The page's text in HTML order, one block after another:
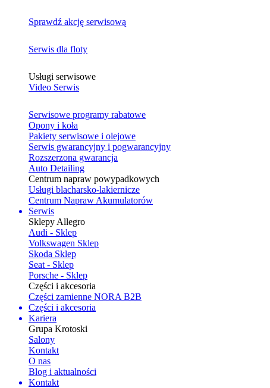
Sprawdź akcję serwisową
Serwis dla floty
Usługi serwisowe
Video Serwis
Serwisowe programy rabatowe
Opony i koła
Pakiety serwisowe i olejowe
Serwis gwarancyjny i pogwarancyjny
Rozszerzona gwarancja
Auto Detailing
Centrum napraw powypadkowych
Usługi blacharsko-lakiernicze
Centrum Napraw Akumulatorów
Serwis
Sklepy Allegro
Audi - Sklep
Volkswagen Sklep
Skoda Sklep
Seat - Sklep
Porsche - Sklep
Części i akcesoria
Części zamienne NORA B2B
Części i akcesoria
Kariera
Grupa Krotoski
Salony
Kontakt
O nas
Blog i aktualności
Kontakt